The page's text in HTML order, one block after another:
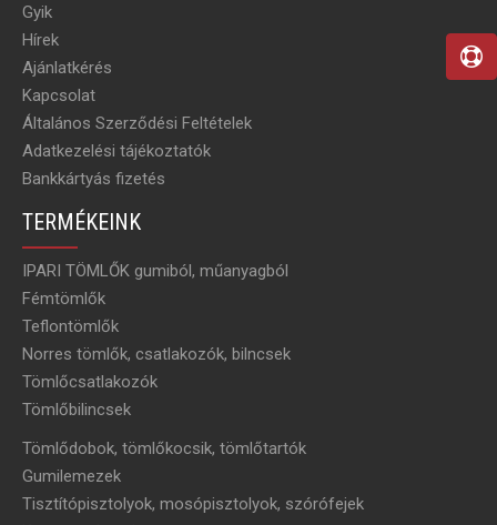
Gyik
Hírek
Ajánlatkérés
Kapcsolat
Általános Szerződési Feltételek
Adatkezelési tájékoztatók
Bankkártyás fizetés
TERMÉKEINK
IPARI TÖMLŐK gumiból, műanyagból
Fémtömlők
Teflontömlők
Norres tömlők, csatlakozók, bilncsek
Tömlőcsatlakozók
Tömlőbilincsek
Tömlődobok, tömlőkocsik, tömlőtartók
Gumilemezek
Tisztítópisztolyok, mosópisztolyok, szórófejek